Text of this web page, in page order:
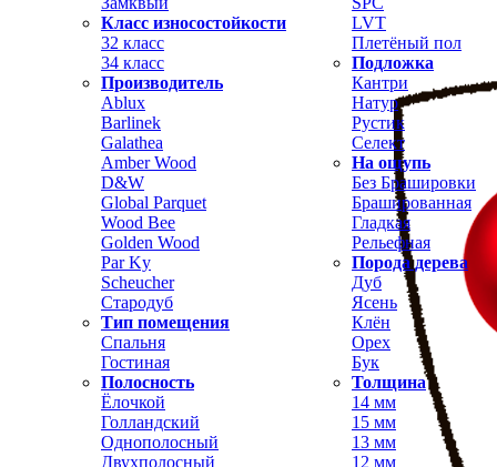
Класс износостойкости
32 класс
34 класс
LVT
Плетёный пол
Подложка
Производитель
Ablux
Barlinek
Galathea
Amber Wood
D&W
Global Parquet
Wood Bee
Golden Wood
Par Ky
Scheucher
Стародуб
Тип помещения
Спальня
Гостиная
Полосность
Ёлочкой
Голландский
Однополосный
Двухполосный
Кантри
Натур
Рустик
Селект
На ощупь
Без Брашировки
Брашированная
Гладкая
Рельефная
Порода дерева
Дуб
Ясень
Клён
Орех
Бук
Толщина
14 мм
15 мм
13 мм
12 мм